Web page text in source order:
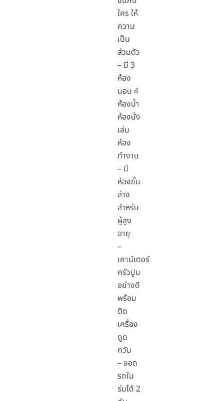
ใคร ให้
ความ
เป็น
ส่วนตัว
– มี 3
ห้อง
นอน 4
ห้องน้ำ
ห้องนั่ง
เล่น
ห้อง
ทำงาน
– มี
ห้องชั้น
ล่าง
สำหรับ
ผู้สูง
อายุ
–
เคาน์เตอร์
ครัวปูน
อย่างดี
พร้อม
ติด
เครื่อง
ดูด
ควัน
– จอด
รถใน
ร่มได้ 2